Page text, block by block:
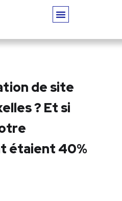
de site
? Et si
étaient 40%